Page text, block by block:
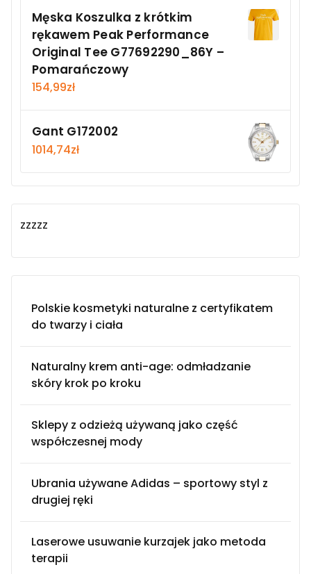
Męska Koszulka z krótkim
rękawem Peak Performance
Original Tee G77692290_86Y –
Pomarańczowy
154,99zł
Gant G172002
1014,74zł
zzzzz
Polskie kosmetyki naturalne z certyfikatem
do twarzy i ciała
Naturalny krem anti-age: odmładzanie
skóry krok po kroku
Sklepy z odzieżą używaną jako część
współczesnej mody
Ubrania używane Adidas – sportowy styl z
drugiej ręki
Laserowe usuwanie kurzajek jako metoda
terapii